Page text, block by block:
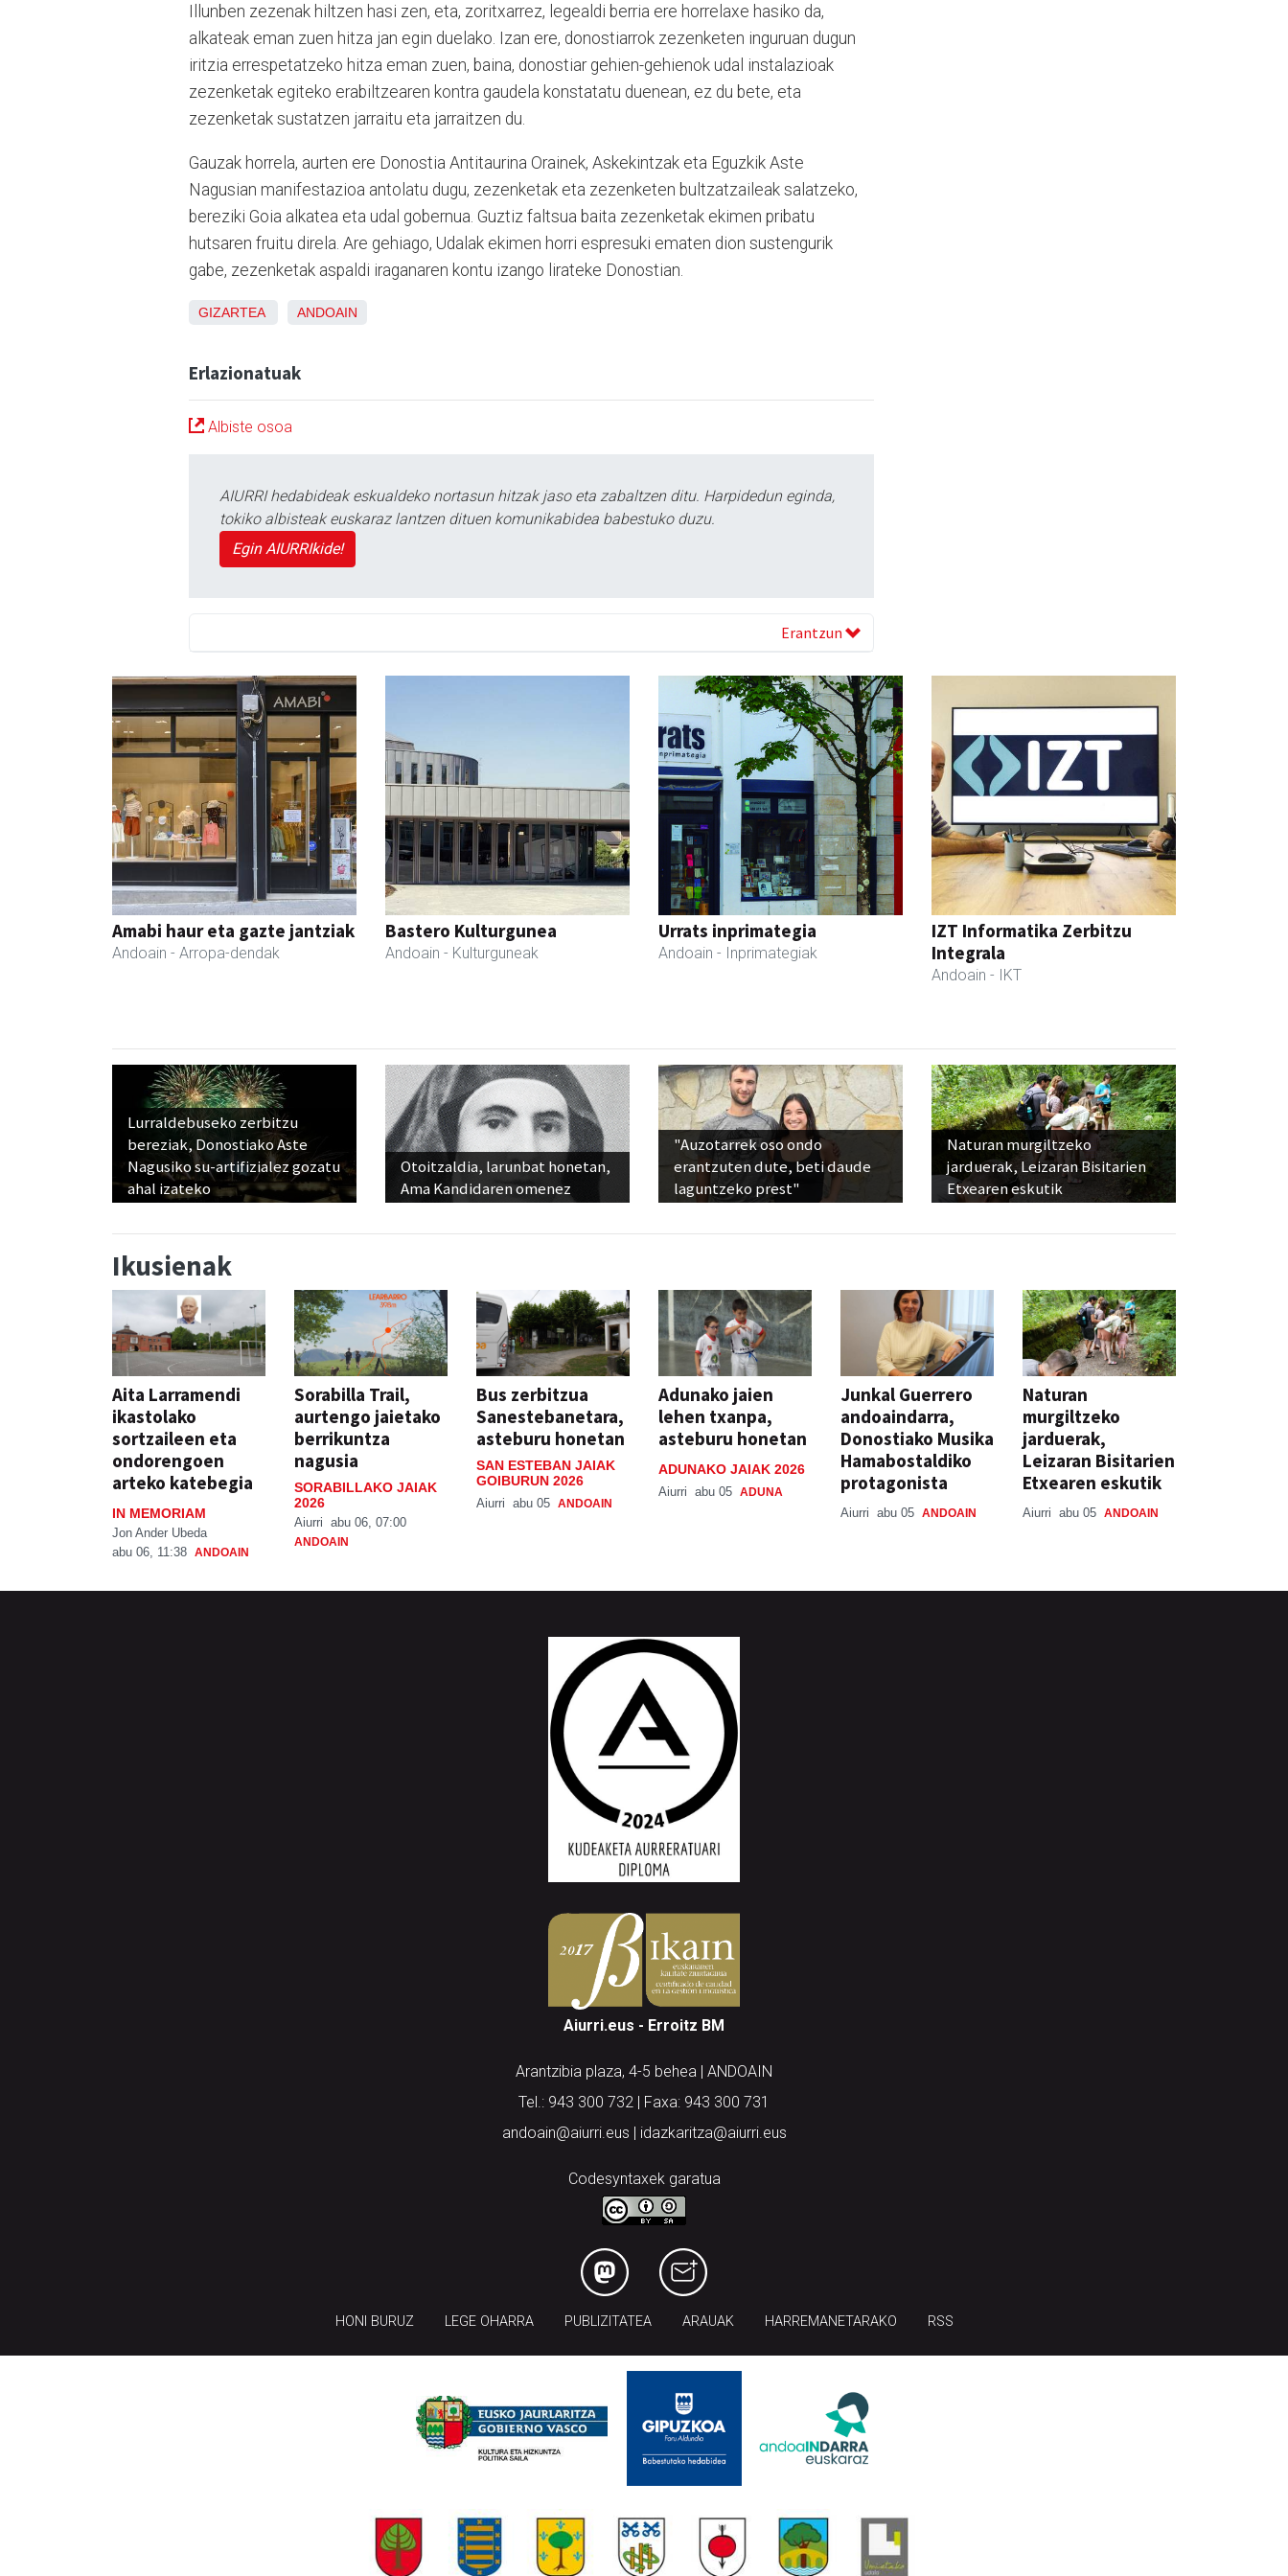
Illunben zezenak hiltzen hasi zen, eta, zoritxarrez, legealdi berria ere horrelaxe hasiko da,
alkateak eman zuen hitza jan egin duelako. Izan ere, donostiarrok zezenketen inguruan dugun
iritzia errespetatzeko hitza eman zuen, baina, donostiar gehien-gehienok udal instalazioak
zezenketak egiteko erabiltzearen kontra gaudela konstatatu duenean, ez du bete, eta
zezenketak sustatzen jarraitu eta jarraitzen du.
Gauzak horrela, aurten ere Donostia Antitaurina Orainek, Askekintzak eta Eguzkik Aste
Nagusian manifestazioa antolatu dugu, zezenketak eta zezenketen bultzatzaileak salatzeko,
bereziki Goia alkatea eta udal gobernua. Guztiz faltsua baita zezenketak ekimen pribatu
hutsaren fruitu direla. Are gehiago, Udalak ekimen horri espresuki ematen dion sustengurik
gabe, zezenketak aspaldi iraganaren kontu izango lirateke Donostian.
GIZARTEA ANDOAIN
Erlazionatuak
Albiste osoa
AIURRI hedabideak eskualdeko nortasun hitzak jaso eta zabaltzen ditu. Harpidedun eginda,
tokiko albisteak euskaraz lantzen dituen komunikabidea babestuko duzu.
Egin AIURRIkide!
Erantzun
Amabi haur eta gazte jantziak
Andoain - Arropa-dendak
Bastero Kulturgunea
Andoain - Kulturguneak
Urrats inprimategia
Andoain - Inprimategiak
IZT Informatika Zerbitzu
Integrala
Andoain - IKT
Lurraldebuseko zerbitzu
bereziak, Donostiako Aste
Nagusiko su-artifizialez gozatu
ahal izateko
Otoitzaldia, larunbat honetan,
Ama Kandidaren omenez
"Auzotarrek oso ondo
erantzuten dute, beti daude
laguntzeko prest"
Naturan murgiltzeko
jarduerak, Leizaran Bisitarien
Etxearen eskutik
Ikusienak
Aita Larramendi
ikastolako
sortzaileen eta
ondorengoen
arteko katebegia
IN MEMORIAM
Jon Ander Ubeda
abu 06, 11:38 ANDOAIN
Sorabilla Trail,
aurtengo jaietako
berrikuntza
nagusia
SORABILLAKO JAIAK
2026
Aiurri abu 06, 07:00
ANDOAIN
Bus zerbitzua
Sanestebanetara,
asteburu honetan
SAN ESTEBAN JAIAK
GOIBURUN 2026
Aiurri abu 05 ANDOAIN
Adunako jaien
lehen txanpa,
asteburu honetan
ADUNAKO JAIAK 2026
Aiurri abu 05 ADUNA
Junkal Guerrero
andoaindarra,
Donostiako Musika
Hamabostaldiko
protagonista
Aiurri abu 05 ANDOAIN
Naturan
murgiltzeko
jarduerak,
Leizaran Bisitarien
Etxearen eskutik
Aiurri abu 05 ANDOAIN
Aiurri.eus - Erroitz BM
Arantzibia plaza, 4-5 behea | ANDOAIN
Tel.: 943 300 732 | Faxa: 943 300 731
andoain@aiurri.eus | idazkaritza@aiurri.eus
Codesyntaxek garatua
HONI BURUZ LEGE OHARRA PUBLIZITATEA ARAUAK HARREMANETARAKO RSS